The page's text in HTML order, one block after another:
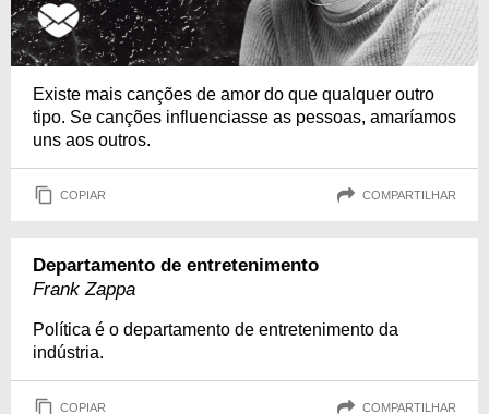
Existe mais canções de amor do que qualquer outro
tipo. Se canções influenciasse as pessoas, amaríamos
uns aos outros.
COPIAR COMPARTILHAR
Departamento de entretenimento
Frank Zappa
Política é o departamento de entretenimento da
indústria.
COPIAR COMPARTILHAR